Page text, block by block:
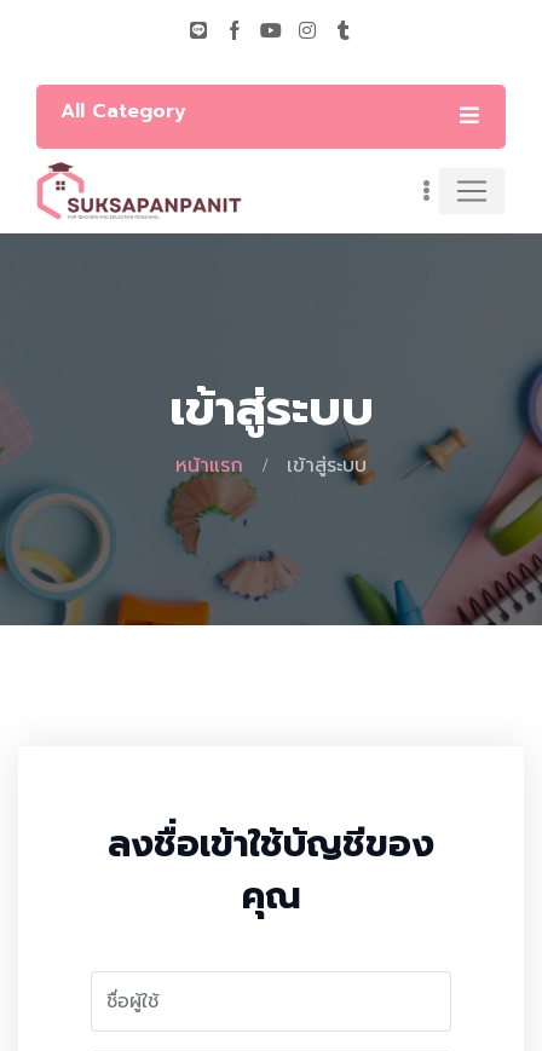
All Category
เข้าสู่ระบบ
หน้าแรก เข้าสู่ระบบ
ลงชื่อเข้าใช้บัญชีของ
คุณ